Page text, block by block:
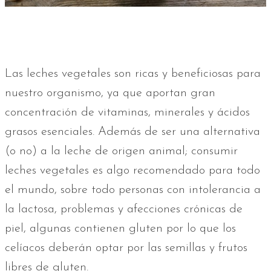
Las leches vegetales son ricas y beneficiosas para
nuestro organismo, ya que aportan gran
concentración de vitaminas, minerales y ácidos
grasos esenciales. Además de ser una alternativa
(o no) a la leche de origen animal; consumir
leches vegetales es algo recomendado para todo
el mundo, sobre todo personas con intolerancia a
la lactosa, problemas y afecciones crónicas de
piel, algunas contienen gluten por lo que los
celíacos deberán optar por las semillas y frutos
libres de gluten.